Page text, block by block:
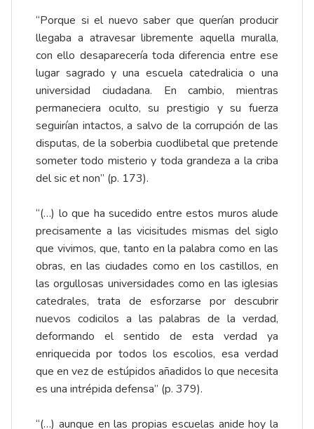
“Porque si el nuevo saber que querían producir
llegaba a atravesar libremente aquella muralla,
con ello desaparecería toda diferencia entre ese
lugar sagrado y una escuela catedralicia o una
universidad ciudadana. En cambio, mientras
permaneciera oculto, su prestigio y su fuerza
seguirían intactos, a salvo de la corrupción de las
disputas, de la soberbia cuodlibetal que pretende
someter todo misterio y toda grandeza a la criba
del sic et non” (p. 173).
“(…) lo que ha sucedido entre estos muros alude
precisamente a las vicisitudes mismas del siglo
que vivimos, que, tanto en la palabra como en las
obras, en las ciudades como en los castillos, en
las orgullosas universidades como en las iglesias
catedrales, trata de esforzarse por descubrir
nuevos codicilos a las palabras de la verdad,
deformando el sentido de esta verdad ya
enriquecida por todos los escolios, esa verdad
que en vez de estúpidos añadidos lo que necesita
es una intrépida defensa” (p. 379).
“(…) aunque en las propias escuelas anide hoy la